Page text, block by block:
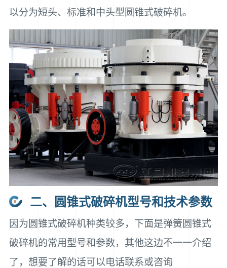
以分为短头、标准和中头型圆锥式破碎机。
二、圆锥式破碎机型号和技术参数
因为圆锥式破碎机种类较多，下面是弹簧圆锥式
破碎机的常用型号和参数，其他这边不一一介绍
了，想要了解的话可以电话联系或咨询